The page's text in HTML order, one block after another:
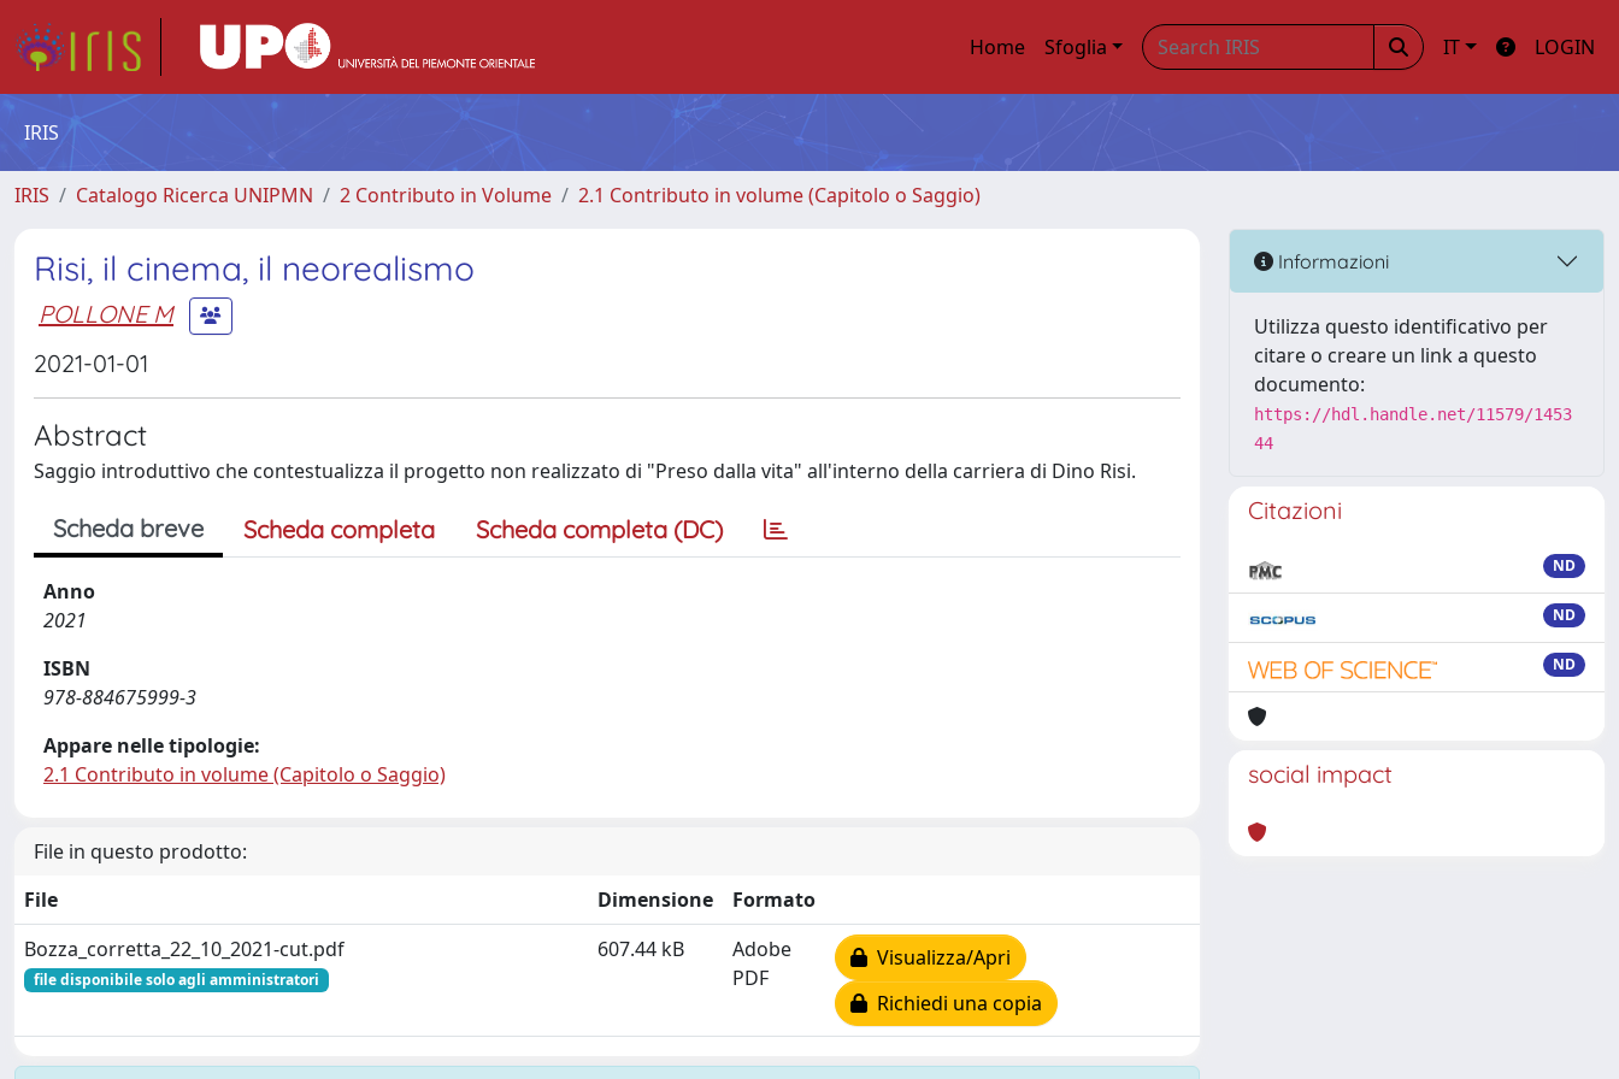
Home Sfoglia IT LOGIN
IRIS
IRIS Catalogo Ricerca UNIPMN 2 Contributo in Volume 2.1 Contributo in volume (Capitolo o Saggio)
Risi, il cinema, il neorealismo
POLLONE M
2021-01-01
Abstract
Saggio introduttivo che contestualizza il progetto non realizzato di "Preso dalla vita" all'interno della carriera di Dino Risi.
Scheda breve Scheda completa Scheda completa (DC)
Anno
2021
ISBN
978-884675999-3
Appare nelle tipologie:
2.1 Contributo in volume (Capitolo o Saggio)
File in questo prodotto:
File
Dimensione
Formato
Bozza_corretta_22_10_2021-cut.pdf
file disponibile solo agli amministratori
607.44 kB
Adobe
PDF
Visualizza/Apri
Richiedi una copia
Informazioni
Utilizza questo identificativo per
citare o creare un link a questo
documento:
https://hdl.handle.net/11579/1453
44
Citazioni
ND
ND
ND
social impact